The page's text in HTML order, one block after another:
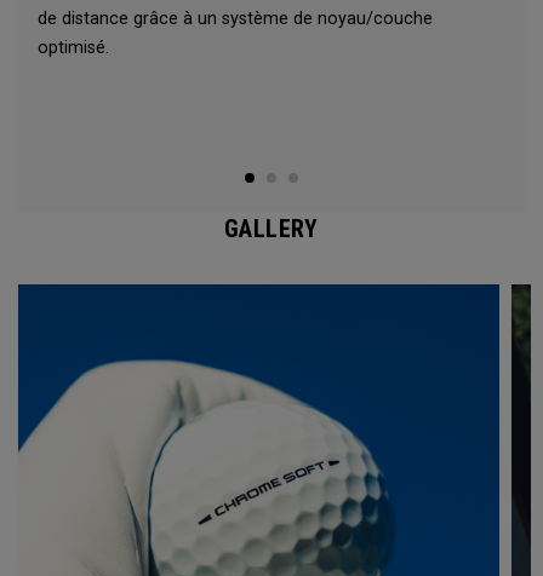
de distance grâce à un système de noyau/couche
optimisé.
GALLERY